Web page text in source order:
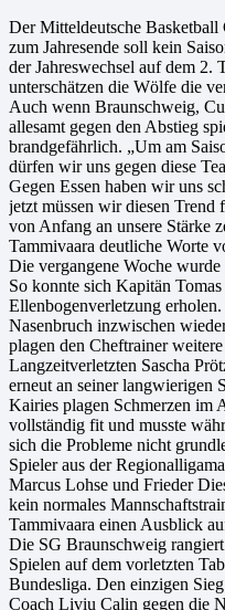
Der Mitteldeutsche
zum Jahresende soll kein
der Jahreswechsel auf dem 2.
unterschätzen die Wölfe die
Auch wenn Braunschweig,
allesamt gegen den Abstieg
brandgefährlich. „Um am
dürfen wir uns gegen diese
Gegen Essen haben wir uns
jetzt müssen wir diesen Trend
von Anfang an unsere Stärke
Tammivaara deutliche Worte
Die vergangene Woche
So konnte sich Kapitän
Ellenbogenverletzung
Nasenbruch inzwischen
plagen den Cheftrainer
Langzeitverletzten Sascha
erneut an seiner langwierigen
Kairies plagen Schmerzen im
vollständig fit und musste
sich die Probleme nicht
Spieler aus der
Marcus Lohse und Frieder
kein normales
Tammivaara einen Ausblick
Die SG Braunschweig
Spielen auf dem vorletzten
Bundesliga. Den einzigen
Coach Liviu Calin gegen die